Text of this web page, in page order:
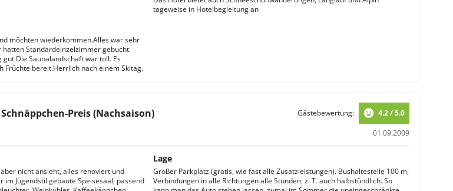
tageweise in Hotelbegleitung an
möchten wiederkommen.Alles war sehr
Standardeinzelzimmer gebucht.
Saunalandschaft war toll. Es
Früchte bereit.Herrlich nach einem Skitag.
Preis (Nachsaison)
01.09.2009
Gästebewertung: 4.2 / 5.0
nicht ansieht, alles renoviert und
im Jugendstil gebaute Speisesaal, passend
Lage
Großer Parkplatz (gratis, wie fast alle Zusatzleistungen). Bushaltestelle 100 m,
Verbindungen in alle Richtungen alle Stunden, z. T. auch halbstündlich. So